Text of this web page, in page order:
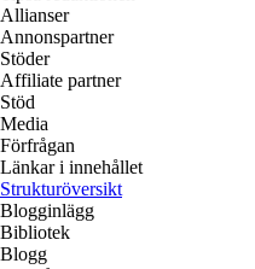
Allianser
Annonspartner
Stöder
Affiliate partner
Stöd
Media
Förfrågan
Länkar i innehållet
Strukturöversikt
Blogginlägg
Bibliotek
Blogg